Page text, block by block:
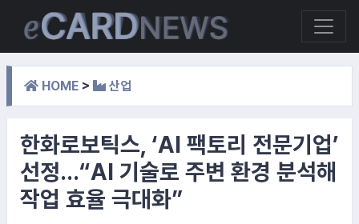
HOME > 산업
한화로보틱스, ‘AI 팩토리 전문기업’
선정…“AI 기술로 주변 환경 분석해
작업 효율 극대화”